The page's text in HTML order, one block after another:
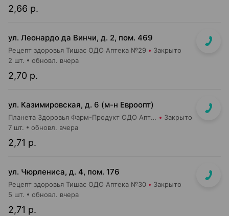
2,66 р.
ул. Леонардо да Винчи, д. 2, пом. 469
Рецепт здоровья Тишас ОДО Аптека №29 Закрыто
2,70 р.
2 шт. обновл. вчера
ул. Казимировская, д. 6 (м-н Евроопт)
Планета Здоровья Фарм-Продукт ОДО Аптека №7 Закрыто
2,71 р.
7 шт. обновл. вчера
ул. Чюрлениса, д. 4, пом. 176
Рецепт здоровья Тишас ОДО Аптека №30 Закрыто
2,71 р.
5 шт. обновл. вчера